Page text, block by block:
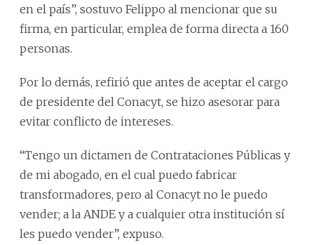
en el país”, sostuvo Felippo al mencionar que su
firma, en particular, emplea de forma directa a 160
personas.
Por lo demás, refirió que antes de aceptar el cargo
de presidente del Conacyt, se hizo asesorar para
evitar conflicto de intereses.
“Tengo un dictamen de Contrataciones Públicas y
de mi abogado, en el cual puedo fabricar
transformadores, pero al Conacyt no le puedo
vender; a la ANDE y a cualquier otra institución sí
les puedo vender”, expuso.